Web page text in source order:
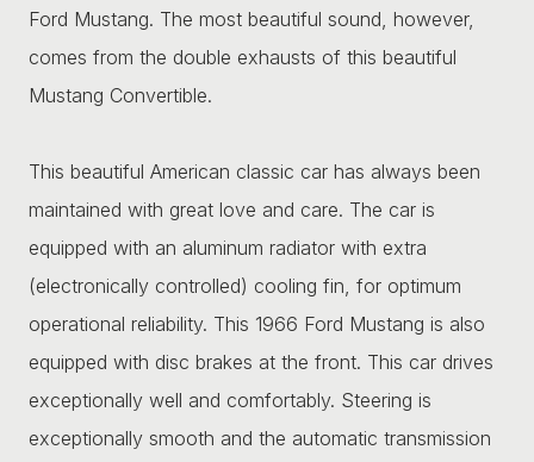
Ford Mustang. The most beautiful sound, however,
comes from the double exhausts of this beautiful
Mustang Convertible.
This beautiful American classic car has always been
maintained with great love and care. The car is
equipped with an aluminum radiator with extra
(electronically controlled) cooling fin, for optimum
operational reliability. This 1966 Ford Mustang is also
equipped with disc brakes at the front. This car drives
exceptionally well and comfortably. Steering is
exceptionally smooth and the automatic transmission